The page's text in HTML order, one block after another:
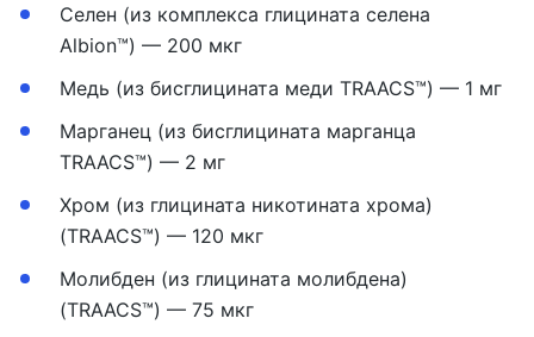
Селен (из комплекса глицината селена
Albion™) — 200 мкг
Медь (из бисглицината меди TRAACS™) — 1 мг
Марганец (из бисглицината марганца
TRAACS™) — 2 мг
Хром (из глицината никотината хрома)
(TRAACS™) — 120 мкг
Молибден (из глицината молибдена)
(TRAACS™) — 75 мкг